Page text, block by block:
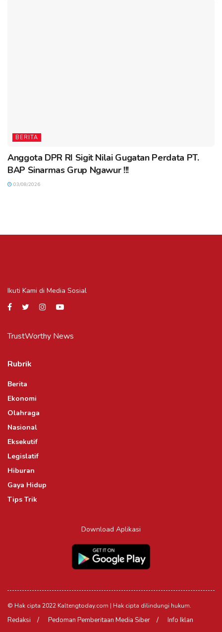
BERITA
Anggota DPR RI Sigit Nilai Gugatan Perdata PT.
BAP Sinarmas Grup Ngawur !!!
03/08/2026
Ikuti Kami di Media Sosial
TrustWorthy News
Rubrik
Berita
Ekonomi
Olahraga
Nasional
Eksekutif
Legislatif
Hiburan
Gaya Hidup
Tips Trik
Download Aplikasi
© Hak cipta 2022 Kaltengtoday.com | Hak cipta dilindungi hukum.
Redaksi Pedoman Pemberitaan Media Siber Info Iklan